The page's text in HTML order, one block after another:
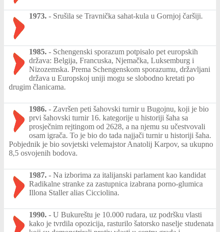
1973. - Srušila se Travnička sahat-kula u Gornjoj čaršiji.
1985. - Schengenski sporazum potpisalo pet europskih
država: Belgija, Francuska, Njemačka, Luksemburg i
Nizozemska. Prema Schengenskom sporazumu, državljani
država u Europskoj uniji mogu se slobodno kretati po
drugim članicama.
1986. - Završen peti šahovski turnir u Bugojnu, koji je bio
prvi šahovski turnir 16. kategorije u historiji šaha sa
prosječnim rejtingom od 2628, a na njemu su učestvovali
osam igrača. To je bio do tada najjači turnir u historiji šaha.
Pobjednik je bio sovjetski velemajstor Anatolij Karpov, sa ukupno
8,5 osvojenih bodova.
1987. - Na izborima za italijanski parlament kao kandidat
Radikalne stranke za zastupnica izabrana porno-glumica
Illona Staller alias Cicciolina.
1990. - U Bukureštu je 10.000 rudara, uz podršku vlasti
kako je tvrdila opozicija, rasturilo šatorsko naselje studenata